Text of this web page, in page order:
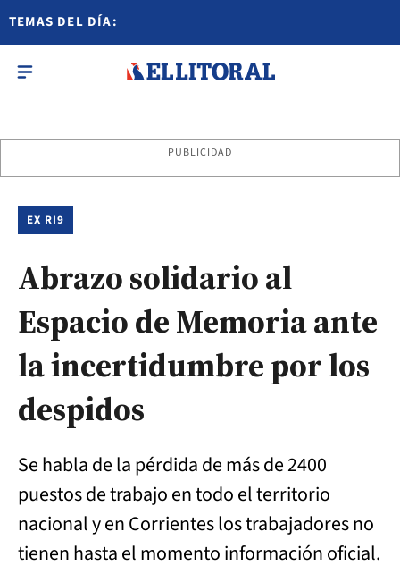
TEMAS DEL DÍA:
PUBLICIDAD
EX RI9
Abrazo solidario al
Espacio de Memoria ante
la incertidumbre por los
despidos
Se habla de la pérdida de más de 2400
puestos de trabajo en todo el territorio
nacional y en Corrientes los trabajadores no
tienen hasta el momento información oficial.